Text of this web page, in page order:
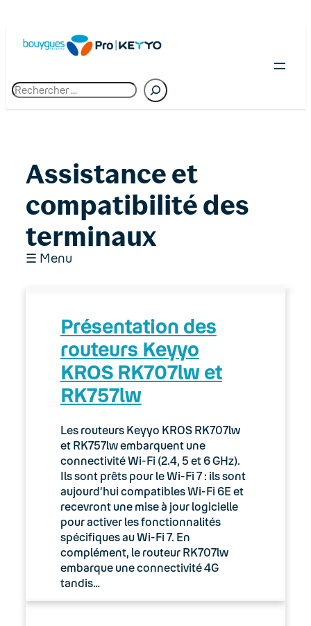
content
R
e
c
Assistance et
compatibilité des
terminaux
☰ Menu
Pro
02. Espace client : Manager
03. Accès Internet
04. Téléphonie fixe
05. Téléphonie Mobile
06. Cybersécurité
Keyyo Connect
Keyyo Visio
Présentation des
routeurs Keyyo
KROS RK707lw et
RK757lw
Les routeurs Keyyo KROS RK707lw
et RK757lw embarquent une
connectivité Wi-Fi (2.4, 5 et 6 GHz).
Ils sont prêts pour le Wi-Fi 7 : ils sont
aujourd’hui compatibles Wi-Fi 6E et
recevront une mise à jour logicielle
pour activer les fonctionnalités
spécifiques au Wi-Fi 7. En
complément, le routeur RK707lw
embarque une connectivité 4G
tandis…